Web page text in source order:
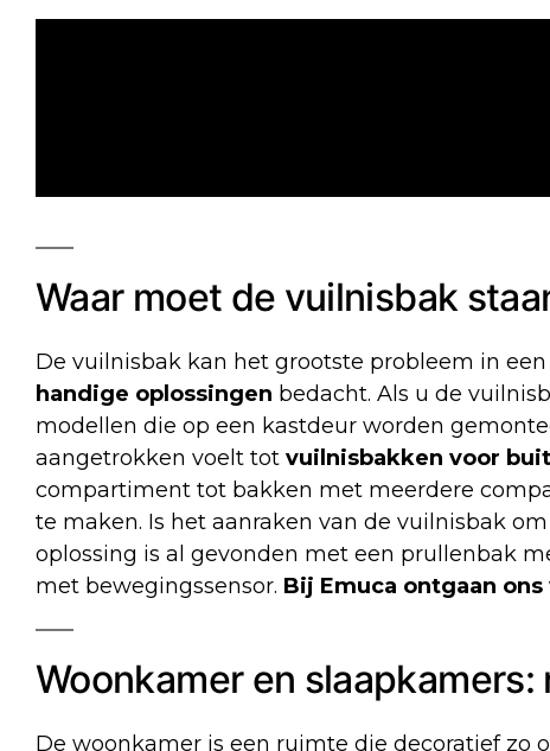
Waar moet de vuilnisbak
De vuilnisbak kan het grootste probleem in
handige oplossingen bedacht. Als u de
modellen die op een kastdeur worden
aangetrokken voelt tot vuilnisbakken voor
compartiment tot bakken met meerdere
te maken. Is het aanraken van de vuilnisbak
oplossing is al gevonden met een prullenbak
met bewegingssensor. Bij Emuca ontgaan
Woonkamer en
De woonkamer is een ruimte die decoratief